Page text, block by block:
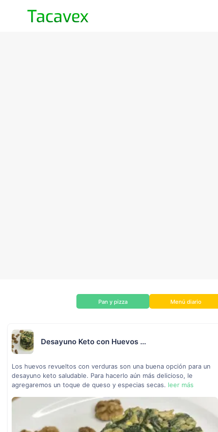
Pan y pizza Menú diario
Desayuno Keto con Huevos ...
Los huevos revueltos con verduras son una buena opción para un
desayuno keto saludable. Para hacerlo aún más delicioso, le
agregaremos un toque de queso y especias secas. leer más